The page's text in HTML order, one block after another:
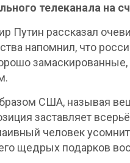
телеканала на
Путин рассказал
напомнил, что
США, называя
заставляет
человек
щедрых подарков